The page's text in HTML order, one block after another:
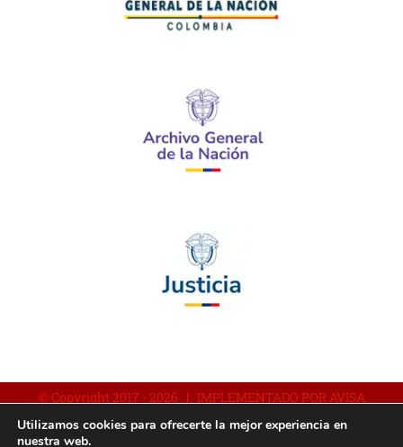
© Copyright 2017 - 2026 | IMPLEMENTADO POR AVISA
Utilizamos cookies para ofrecerte la mejor experiencia en
nuestra web.